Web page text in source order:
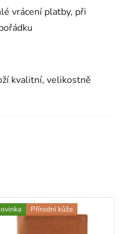
vrácení platby, při
kvalitní, velikostně
Přírodní kůže